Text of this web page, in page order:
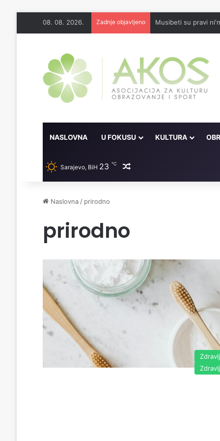
08. 08. 2026. Zadnje objavljeno Musibeti su pravi
NASLOVNA U FOKUSU KULTURA
Sarajevo, BiH 23 ℃ Random članak
Naslovna / prirodno
prirodno